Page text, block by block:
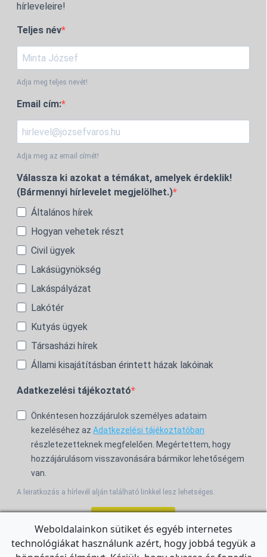
hírleveleire!
Teljes név
Adja meg teljes nevét!
Email cím:
Adja meg az email címét!
Válassza ki azokat a témákat, amelyek érdeklik!
(Bármennyi hírlevelet megjelölhet.)
Általános hírek
Hogyan vehetek részt
Civil ügyek
Lakásügynökség
Lakáspályázat
Lakótér
Kutyás ügyek
Társasházi hírek
Állami kisajátításban érintett házak lakóinak
Adatkezelési tájékoztató
Önkéntesen hozzájárulok személyes adataim
kezeléséhez az Adatkezelési tájékoztatóban
részletezetteknek megfelelően. Megértettem, hogy
hozzájárulásom visszavonására bármikor lehetőségem
van.
A leiratkozás a hírlevél alján található linkkel lesz lehetséges.
For the English Newsletter, clickHERE.
Weboldalainkon sütiket és egyéb internetes
technológiákat használunk azért, hogy jobbá tegyük a